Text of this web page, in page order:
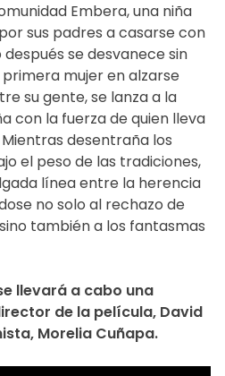
Embera, una niña
sus padres a casarse con
se desvanece sin
mujer en alzarse
su gente, se lanza a la
con la fuerza de quien lleva
desentraña los
el peso de las tradiciones,
línea entre la herencia
no solo al rechazo de
también a los fantasmas
llevará a cabo una
de la película, David
Morelia Cuñapa.